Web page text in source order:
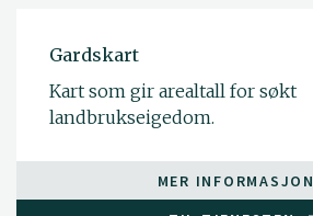
Gardskart
Kart som gir arealtall for søkt
landbrukseigedom.
MER INFORMASJON